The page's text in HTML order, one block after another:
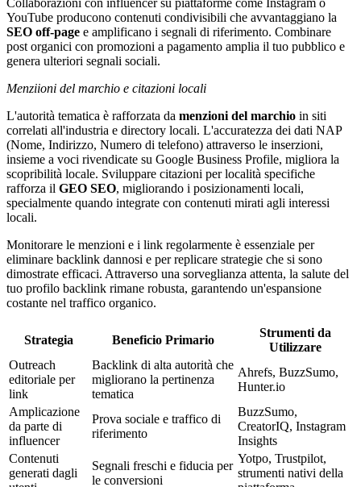
Collaborazioni con influencer su piattaforme come Instagram o
YouTube producono contenuti condivisibili che avvantaggiano la
SEO off-page e amplificano i segnali di riferimento. Combinare
post organici con promozioni a pagamento amplia il tuo pubblico e
genera ulteriori segnali sociali.
Menziioni del marchio e citazioni locali
L'autorità tematica è rafforzata da menzioni del marchio in siti
correlati all'industria e directory locali. L'accuratezza dei dati NAP
(Nome, Indirizzo, Numero di telefono) attraverso le inserzioni,
insieme a voci rivendicate su Google Business Profile, migliora la
scopribilità locale. Sviluppare citazioni per località specifiche
rafforza il GEO SEO, migliorando i posizionamenti locali,
specialmente quando integrate con contenuti mirati agli interessi
locali.
Monitorare le menzioni e i link regolarmente è essenziale per
eliminare backlink dannosi e per replicare strategie che si sono
dimostrate efficaci. Attraverso una sorveglianza attenta, la salute del
tuo profilo backlink rimane robusta, garantendo un'espansione
costante nel traffico organico.
Strategia Beneficio Primario
Strumenti da
Utilizzare
Outreach
editoriale per
link
Backlink di alta autorità che
migliorano la pertinenza
tematica
Ahrefs, BuzzSumo,
Hunter.io
Amplicazione
da parte di
influencer
Prova sociale e traffico di
riferimento
BuzzSumo,
CreatorIQ, Instagram
Insights
Contenuti
generati dagli
Segnali freschi e fiducia per
le conversioni
Yotpo, Trustpilot,
strumenti nativi della